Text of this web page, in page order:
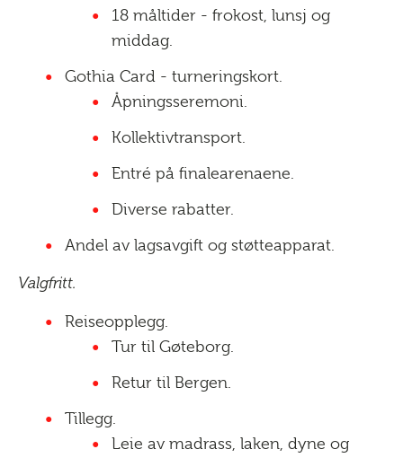
18 måltider - frokost, lunsj og
middag.
Gothia Card - turneringskort.
Åpningsseremoni.
Kollektivtransport.
Entré på finalearenaene.
Diverse rabatter.
Andel av lagsavgift og støtteapparat.
Valgfritt.
Reiseopplegg.
Tur til Gøteborg.
Retur til Bergen.
Tillegg.
Leie av madrass, laken, dyne og